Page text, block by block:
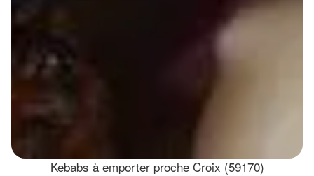
Kebabs à emporter proche Croix (59170)